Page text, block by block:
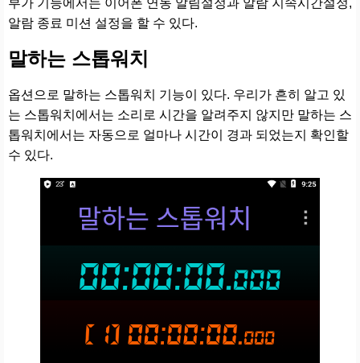
부가 기능에서는 이어폰 연동 알림설정과 알람 지속시간설정,
알람 종료 미션 설정을 할 수 있다.
말하는 스톱워치
옵션으로 말하는 스톱워치 기능이 있다. 우리가 흔히 알고 있
는 스톱워치에서는 소리로 시간을 알려주지 않지만 말하는 스
톱워치에서는 자동으로 얼마나 시간이 경과 되었는지 확인할
수 있다.